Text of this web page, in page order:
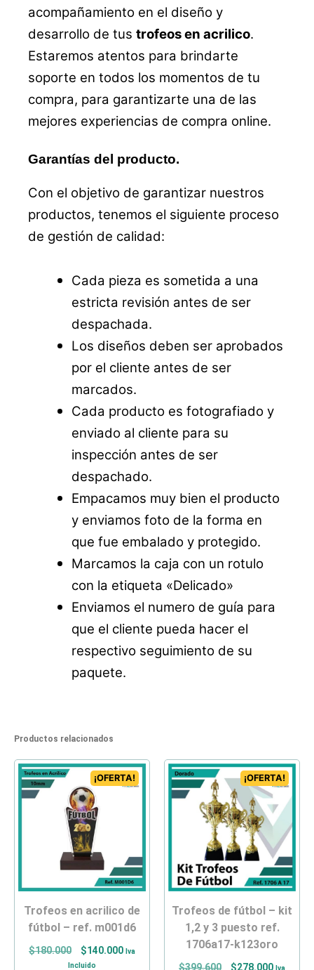
acompañamiento en el diseño y
desarrollo de tus trofeos en acrilico.
Estaremos atentos para brindarte
soporte en todos los momentos de tu
compra, para garantizarte una de las
mejores experiencias de compra online.
Garantías del producto.
Con el objetivo de garantizar nuestros
productos, tenemos el siguiente proceso
de gestión de calidad:
Cada pieza es sometida a una
estricta revisión antes de ser
despachada.
Los diseños deben ser aprobados
por el cliente antes de ser
marcados.
Cada producto es fotografiado y
enviado al cliente para su
inspección antes de ser
despachado.
Empacamos muy bien el producto
y enviamos foto de la forma en
que fue embalado y protegido.
Marcamos la caja con un rotulo
con la etiqueta «Delicado»
Enviamos el numero de guía para
que el cliente pueda hacer el
respectivo seguimiento de su
paquete.
Productos relacionados
¡OFERTA!
trofeos en acrilico de
fútbol – ref. m001d6
$180.000 $140.000 Iva
Incluido
¡OFERTA!
trofeos de fútbol – kit
1,2 y 3 puesto ref.
1706a17-k123oro
$399.600 $278.000 Iva